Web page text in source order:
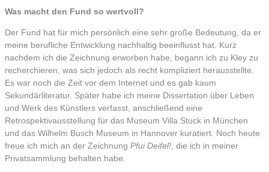
Was macht den Fund so wertvoll?
Der Fund hat für mich persönlich eine sehr große Bedeutung, da er
meine berufliche Entwicklung nachhaltig beeinflusst hat. Kurz
nachdem ich die Zeichnung erworben habe, begann ich zu Kley zu
recherchieren, was sich jedoch als recht kompliziert herausstellte.
Es war noch die Zeit vor dem Internet und es gab kaum
Sekundärliteratur. Später habe ich meine Dissertation über Leben
und Werk des Künstlers verfasst, anschließend eine
Retrospektivausstellung für das Museum Villa Stuck in München
und das Wilhelm Busch Museum in Hannover kuratiert. Noch heute
freue ich mich an der Zeichnung Pfui Deifel! , die ich in meiner
Privatsammlung behalten habe.